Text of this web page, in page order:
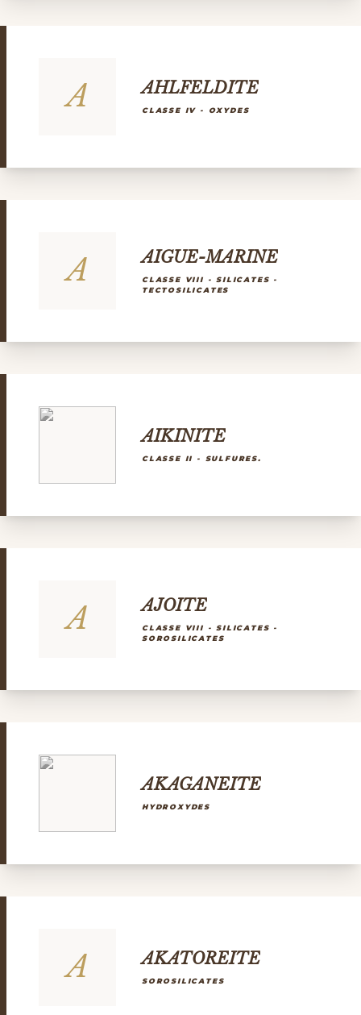
A AHLFELDITE
CLASSE IV - OXYDES
A AIGUE-MARINE
CLASSE VIII - SILICATES -
TECTOSILICATES
AIKINITE
CLASSE II - SULFURES.
A AJOITE
CLASSE VIII - SILICATES -
SOROSILICATES
AKAGANEITE
HYDROXYDES
A AKATOREITE
SOROSILICATES